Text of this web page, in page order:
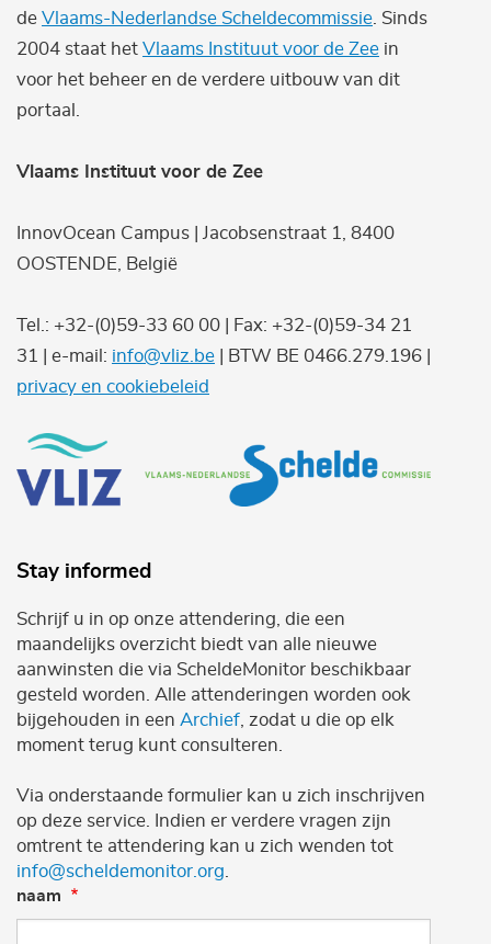
de Vlaams-Nederlandse Scheldecommissie . Sinds
2004 staat het Vlaams Instituut voor de Zee in
voor het beheer en de verdere uitbouw van dit
portaal.
Vlaams Instituut voor de Zee
InnovOcean Campus | Jacobsenstraat 1, 8400
OOSTENDE, België
Tel.: +32-(0)59-33 60 00 | Fax: +32-(0)59-34 21
31 | e-mail: info@vliz.be | BTW BE 0466.279.196 |
privacy en cookiebeleid
Stay informed
Schrijf u in op onze attendering, die een
maandelijks overzicht biedt van alle nieuwe
aanwinsten die via ScheldeMonitor beschikbaar
gesteld worden. Alle attenderingen worden ook
bijgehouden in een Archief , zodat u die op elk
moment terug kunt consulteren.
Via onderstaande formulier kan u zich inschrijven
op deze service. Indien er verdere vragen zijn
omtrent te attendering kan u zich wenden tot
info@scheldemonitor.org
naam